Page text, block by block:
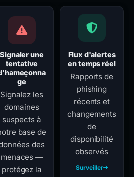
Signaler une
tentative
ge
Signalez les
domaines
suspects à
base de
des
menaces —
protégez la
Flux d'alertes
en temps réel
Rapports de
phishing
récents et
changements
de
disponibilité
observés
Surveiller